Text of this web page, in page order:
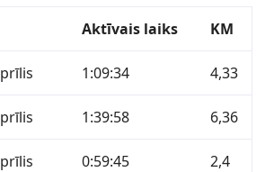
Aktīvais laiks KM
1:09:34 4,33
1:39:58 6,36
0:59:45 2,4